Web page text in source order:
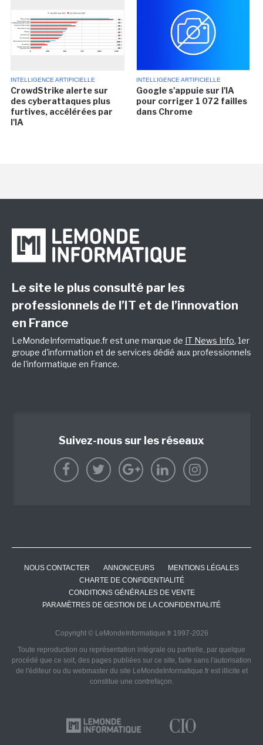
INTELLIGENCE ARTIFICIELLE
CrowdStrike alerte sur
des cyberattaques plus
furtives, accélérées par
l'IA
INTELLIGENCE ARTIFICIELLE
Google s'appuie sur l'IA
pour corriger 1 072 failles
dans Chrome
Le site le plus consulté par les
professionnels de l’IT et de l’innovation
en France
LeMondeInformatique.fr est une marque de IT News Info, 1er
groupe d'information et de services dédié aux professionnels
de l'informatique en France.
Suivez-nous sur les réseaux
NOUS CONTACTER ANNONCEURS
MENTIONS LÉGALES
CHARTE DE CONFIDENTIALITÉ
CONDITIONS GÉNÉRALES DE VENTE
PARAMÈTRES DE GESTION DE LA CONFIDENTIALITÉ
Copyright © LeMondeInformatique.fr 1997-2026
Toute reproduction ou représentation intégrale ou partielle, par quelque
procédé que ce soit, des pages publiées sur ce site, faite sans l'autorisation
de l'éditeur ou du webmaster du site LeMondeInformatique.fr est illicite et
constitue une contrefaçon.